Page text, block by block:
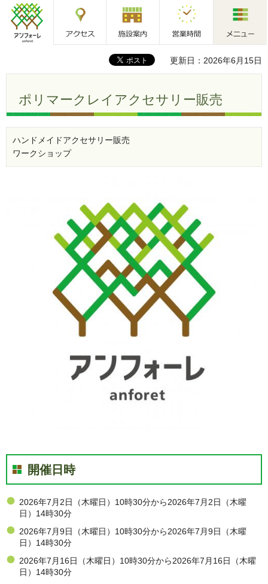
アンフォーレ 施設案内 営業時間
更新日：2026年6月15日
ポリマークレイアクセサリー販売
ハンドメイドアクセサリー販売
ワークショップ
開催日時
2026年7月2日（木曜日）10時30分から2026年7月2日（木曜
日）14時30分
2026年7月9日（木曜日）10時30分から2026年7月9日（木曜
日）14時30分
2026年7月16日（木曜日）10時30分から2026年7月16日（木曜
日）14時30分